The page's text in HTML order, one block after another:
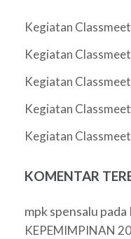
Kegiatan
Kegiatan
Kegiatan
Kegiatan
Kegiatan
KOMENTAR
mpk spensalu pada
KEPEMIMPINAN